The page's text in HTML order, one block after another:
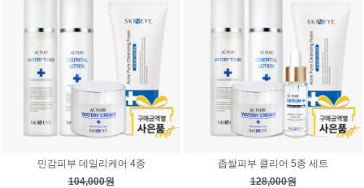
민감피부 데일리케어 4종
104,000원
좁쌀피부 클리어 5종 세트
128,000원